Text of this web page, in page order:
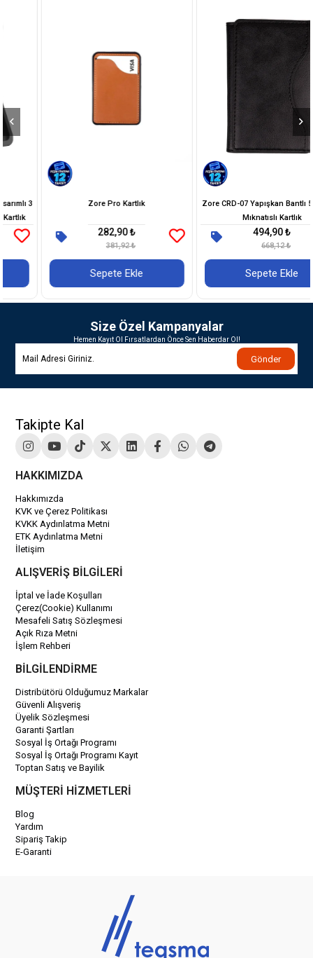
Zore Pro Kartlık
282,90 ₺
Sepete Ekle
Zore CRD-07 Yapışkan Bantlı 5 Hazneli
Mıknatıslı Kartlık
494,90 ₺
Sepete Ekle
Size Özel Kampanyalar
Hemen Kayıt Ol Fırsatlardan Önce Sen Haberdar Ol!
Gönder
Takipte Kal
HAKKIMIZDA
Hakkımızda
KVK ve Çerez Politikası
KVKK Aydınlatma Metni
ETK Aydınlatma Metni
İletişim
ALIŞVERİŞ BİLGİLERİ
İptal ve İade Koşulları
Çerez(Cookie) Kullanımı
Mesafeli Satış Sözleşmesi
Açık Rıza Metni
İşlem Rehberi
BİLGİLENDİRME
Distribütörü Olduğumuz Markalar
Güvenli Alışveriş
Üyelik Sözleşmesi
Garanti Şartları
Sosyal İş Ortağı Programı
Sosyal İş Ortağı Programı Kayıt
Toptan Satış ve Bayilik
MÜŞTERİ HİZMETLERİ
Blog
Yardım
Sipariş Takip
E-Garanti